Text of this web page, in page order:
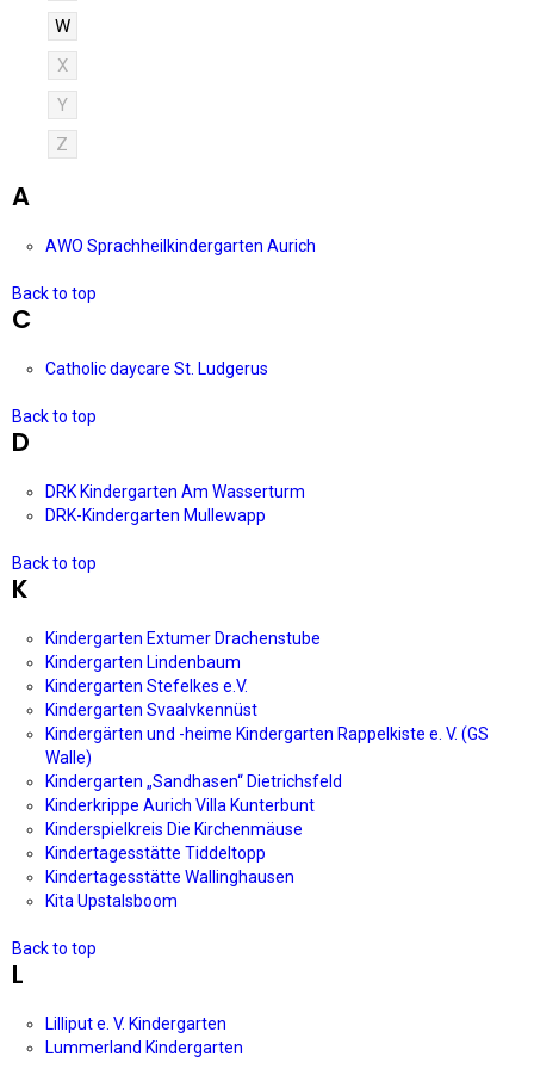
W
X
Y
Z
A
AWO Sprachheilkindergarten Aurich
Back to top
C
Catholic daycare St. Ludgerus
Back to top
D
DRK Kindergarten Am Wasserturm
DRK-Kindergarten Mullewapp
Back to top
K
Kindergarten Extumer Drachenstube
Kindergarten Lindenbaum
Kindergarten Stefelkes e.V.
Kindergarten Svaalvkennüst
Kindergärten und -heime Kindergarten Rappelkiste e. V. (GS
Walle)
Kindergarten „Sandhasen“ Dietrichsfeld
Kinderkrippe Aurich Villa Kunterbunt
Kinderspielkreis Die Kirchenmäuse
Kindertagesstätte Tiddeltopp
Kindertagesstätte Wallinghausen
Kita Upstalsboom
Back to top
L
Lilliput e. V. Kindergarten
Lummerland Kindergarten